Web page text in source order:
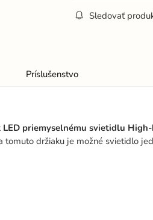
Sledovať
Príslušenstvo
LED priemyselnému svietidlu
tomuto držiaku je možné svietidlo